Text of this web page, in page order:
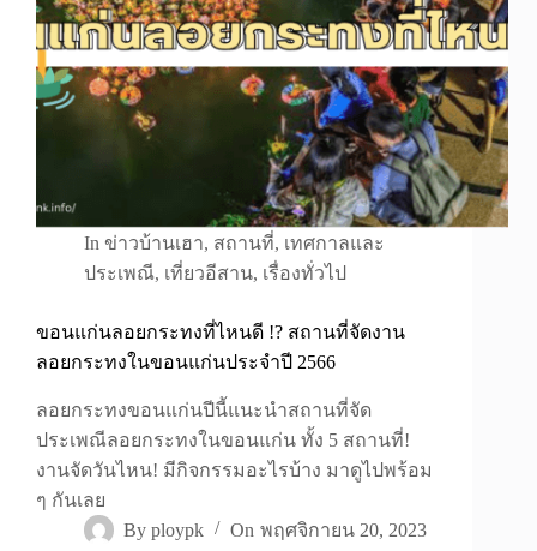
In ข่าวบ้านเฮา, สถานที่, เทศกาลและ
ประเพณี, เที่ยวอีสาน, เรื่องทั่วไป
ขอนแก่นลอยกระทงที่ไหนดี !? สถานที่จัดงาน
ลอยกระทงในขอนแก่นประจำปี 2566
ลอยกระทงขอนแก่นปีนี้แนะนำสถานที่จัด
ประเพณีลอยกระทงในขอนแก่น ทั้ง 5 สถานที่!
งานจัดวันไหน! มีกิจกรรมอะไรบ้าง มาดูไปพร้อม
ๆ กันเลย
By ploypk On พฤศจิกายน 20, 2023